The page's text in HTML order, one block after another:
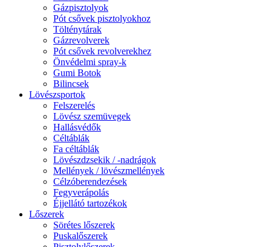
Gázpisztolyok
Pót csővek pisztolyokhoz
Tölténytárak
Gázrevolverek
Pót csővek revolverekhez
Önvédelmi spray-k
Gumi Botok
Bilincsek
Lövészsportok
Felszerelés
Lövész szemüvegek
Hallásvédők
Céltáblák
Fa céltáblák
Lövészdzsekik / -nadrágok
Mellények / lövészmellények
Célzóberendezések
Fegyverápolás
Éjjellátó tartozékok
Lőszerek
Sörétes lőszerek
Puskalőszerek